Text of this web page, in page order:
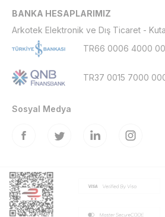
BANKA HESAPLARIMIZ
Arkotek Elektronik ve Dış Ticaret -
TR66 0006 4000
TR37 0015 7000
Sosyal Medya